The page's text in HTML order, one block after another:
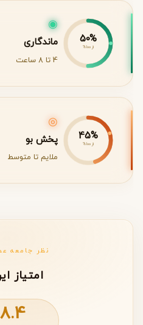
50%
از 100%
◉
ماندگاری
4 تا 8 ساعت
45%
از 100%
◎
پخش بو
ملایم تا متوسط
نظر جامعه
امتیاز
8.4